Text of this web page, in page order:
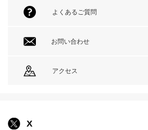
よくあるご質問
お問い合わせ
アクセス
X